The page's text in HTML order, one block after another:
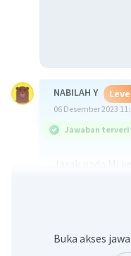
NABILAH Y
06 Desember 2023
Jawaban
Tangga nada
ceria, riang,
Beri Rating
Buka akses